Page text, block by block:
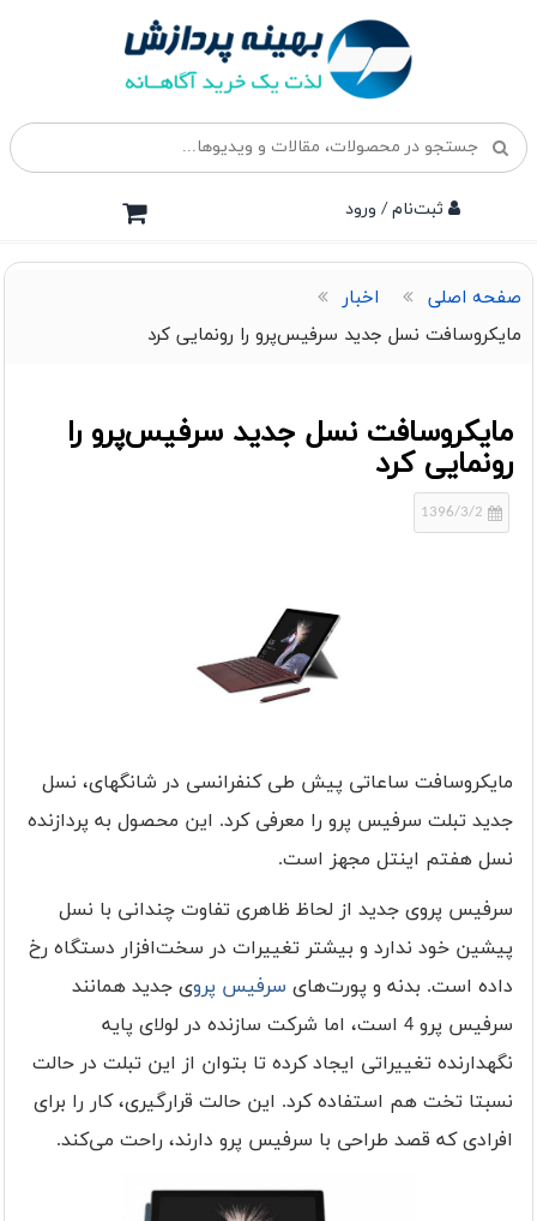
ثبت‌نام / ورود
صفحه اصلی
اخبار
مایکروسافت نسل جدید سرفیس‌پرو را رونمایی کرد
مایکروسافت نسل جدید سرفیس‌پرو را
رونمایی کرد
مایکروسافت ساعاتی پیش طی کنفرانسی در شانگهای، نسل
جدید تبلت‌ سرفیس پرو را معرفی کرد. این محصول به پردازنده
نسل هفتم اینتل مجهز است.
سرفیس پروی جدید از لحاظ ظاهری تفاوت چندانی با نسل
پیشین خود ندارد و بیشتر تغییرات در سخت‌افزار دستگاه رخ
داده است. بدنه و پورت‌های سرفیس پروی جدید همانند
سرفیس پرو 4 است، اما شرکت سازنده در لولای پایه
نگهدارنده تغییراتی ایجاد کرده تا بتوان از این تبلت در حالت
نسبتا تخت هم استفاده کرد. این حالت قرارگیری، کار را برای
افرادی که قصد طراحی با سرفیس پرو دارند، راحت می‌کند.